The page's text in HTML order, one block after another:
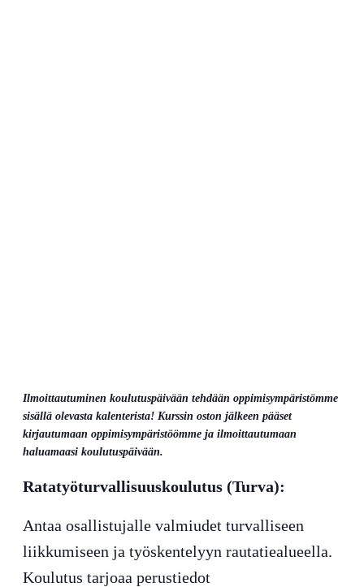
Ilmoittautuminen koulutuspäivään tehdään oppimisympäristömme
sisällä olevasta kalenterista! Kurssin oston jälkeen pääset
kirjautumaan oppimisympäristöömme ja ilmoittautumaan
haluamaasi koulutuspäivään.
Ratatyöturvallisuuskoulutus (Turva):
Antaa osallistujalle valmiudet turvalliseen
liikkumiseen ja työskentelyyn rautatiealueella.
Koulutus tarjoaa perustiedot